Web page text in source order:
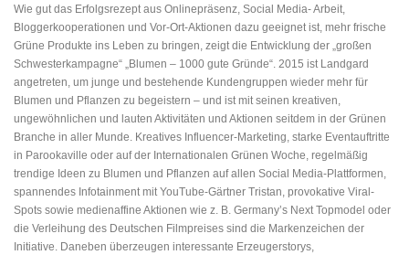
Wie gut das Erfolgsrezept aus Onlinepräsenz, Social Media- Arbeit,
Bloggerkooperationen und Vor-Ort-Aktionen dazu geeignet ist, mehr frische
Grüne Produkte ins Leben zu bringen, zeigt die Entwicklung der „großen
Schwesterkampagne“ „Blumen – 1000 gute Gründe“. 2015 ist Landgard
angetreten, um junge und bestehende Kundengruppen wieder mehr für
Blumen und Pflanzen zu begeistern – und ist mit seinen kreativen,
ungewöhnlichen und lauten Aktivitäten und Aktionen seitdem in der Grünen
Branche in aller Munde. Kreatives Influencer-Marketing, starke Eventauftritte
in Parookaville oder auf der Internationalen Grünen Woche, regelmäßig
trendige Ideen zu Blumen und Pflanzen auf allen Social Media-Plattformen,
spannendes Infotainment mit YouTube-Gärtner Tristan, provokative Viral-
Spots sowie medienaffine Aktionen wie z. B. Germany’s Next Topmodel oder
die Verleihung des Deutschen Filmpreises sind die Markenzeichen der
Initiative. Daneben überzeugen interessante Erzeugerstorys,